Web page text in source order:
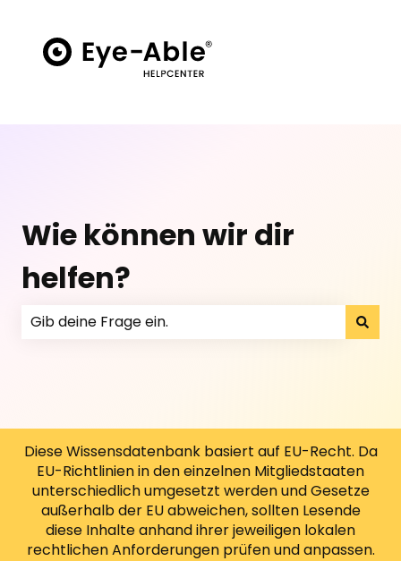
Wie können wir dir
helfen?
Diese Wissensdatenbank basiert auf EU-Recht. Da
EU-Richtlinien in den einzelnen Mitgliedstaaten
unterschiedlich umgesetzt werden und Gesetze
außerhalb der EU abweichen, sollten Lesende
diese Inhalte anhand ihrer jeweiligen lokalen
rechtlichen Anforderungen prüfen und anpassen.